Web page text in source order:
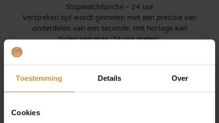
Toestemming Details Over
Cookies
Stopwatchfunctie – 24 uur
Verstreken tijd wordt gemeten met een precisie van
onderdelen van een seconde. Het horloge kan
tijden van max. 24 uur meten.
Voor wie het precies wil weten: de countdown-
timers helpen u te herinneren aan speciale of
terugkerende gebeurtenissen door op het
geven. De tijd kan in een minutenpuls en tot